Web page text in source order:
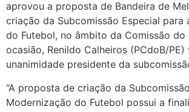
aprovou a proposta de Bandeira de
criação da Subcomissão Especial para
do Futebol, no âmbito da Comissão do
ocasião, Renildo Calheiros (PCdoB/
unanimidade presidente da
“A proposta de criação da
Modernização do Futebol possui a